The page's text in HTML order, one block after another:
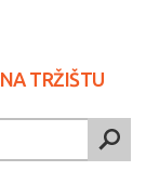
TRŽIŠTU